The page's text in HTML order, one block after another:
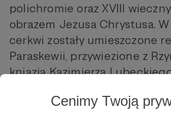
Cenimy Twoją
polichromie oraz XVIII
obrazem Jezusa Chrystusa.
cerkwi zostały umieszczone
Paraskewii, przywiezione z
kniazia Kazimierza